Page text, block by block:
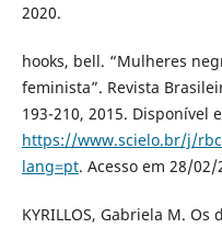
2020.
hooks, bell. “Mulheres
feminista”. Revista
193-210, 2015. Disponível
https://www.scielo.br/j/
lang=pt. Acesso em 28/02/
KYRILLOS, Gabriela M.